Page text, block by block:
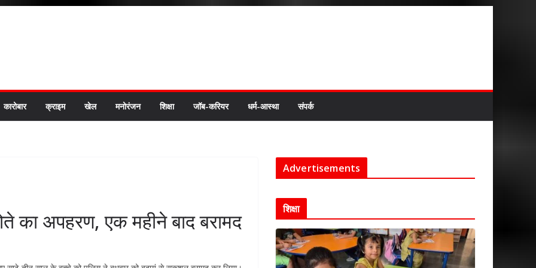
कारोबार क्राइम खेल मनोरंजन शिक्षा जॉब-करियर धर्म-आस्था संपर्क
का अपहरण, एक महीने बाद बरामद
Advertisements
शिक्षा